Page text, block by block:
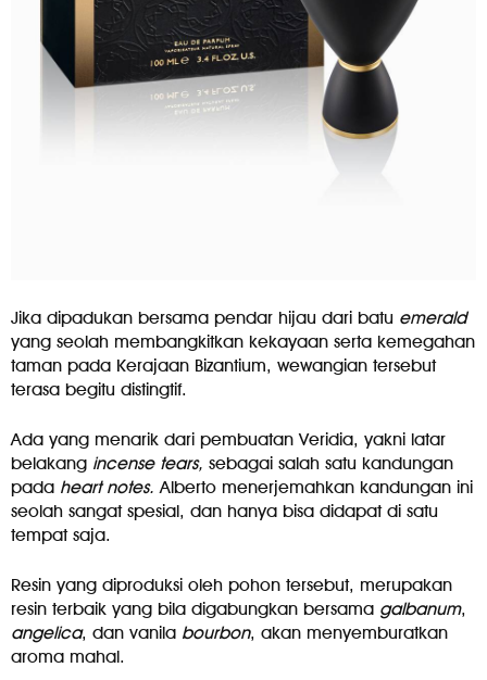
Jika dipadukan bersama pendar hijau dari batu emerald
yang seolah membangkitkan kekayaan serta kemegahan
taman pada Kerajaan Bizantium, wewangian tersebut
terasa begitu distingtif.
Ada yang menarik dari pembuatan Veridia, yakni latar
belakang incense tears, sebagai salah satu kandungan
pada heart notes. Alberto menerjemahkan kandungan ini
seolah sangat spesial, dan hanya bisa didapat di satu
tempat saja.
Resin yang diproduksi oleh pohon tersebut, merupakan
resin terbaik yang bila digabungkan bersama galbanum,
angelica, dan vanila bourbon, akan menyemburatkan
aroma mahal.